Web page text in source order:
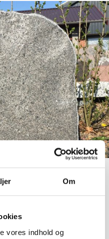
Om
vores indhold og
Svensk